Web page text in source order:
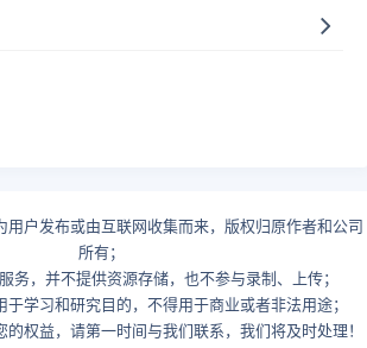
用户发布或由互联网收集而来，版权归原作者和公司
所有；
务，并不提供资源存储，也不参与录制、上传；
学习和研究目的，不得用于商业或者非法用途；
权益，请第一时间与我们联系，我们将及时处理！